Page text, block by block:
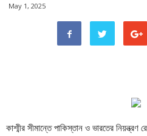
May 1, 2025
কাশ্মীর সীমান্তে পাকিস্তান ও ভারতের নিয়ন্ত্রণ